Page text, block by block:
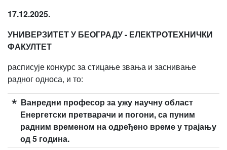
17.12.2025.
УНИВЕРЗИТЕТ У БЕОГРАДУ - ЕЛЕКТРОТЕХНИЧКИ
ФАКУЛТЕТ
расписује конкурс за стицање звања и заснивање
радног односа, и то:
Ванредни професор за ужу научну област
Енергетски претварачи и погони, са пуним
радним временом на одређено време у трајању
од 5 година.